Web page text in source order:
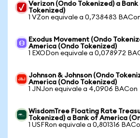
Verizon (Ondo Tokenized) a
Tokenized)
1 VZon equivale a 0,738483
Exodus Movement (Ondo
America (Ondo Tokenized)
1 EXODon equivale a 0,078972
Johnson & Johnson (Ondo
America (Ondo Tokenized)
1 JNJon equivale a 4,0906 BACon
WisdomTree Floating Rate
Tokenized) a Bank of America
1 USFRon equivale a 0,801316